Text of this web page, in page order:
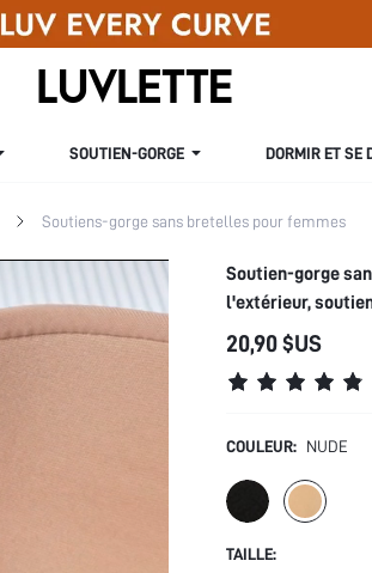
SOUTIEN-GORGE DORMIR ET SE
Soutiens-gorge sans bretelles pour femmes
Soutien-gorge
l'extérieur,
20,90 $US
COULEUR: NUDE
TAILLE: